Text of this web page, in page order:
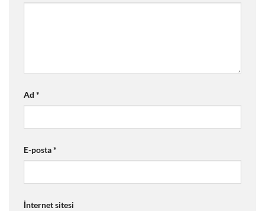
Ad *
E-posta*
İnternet sitesi